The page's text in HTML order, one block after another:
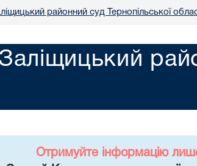
районний суд Тернопільської
Отримуйте інформацію